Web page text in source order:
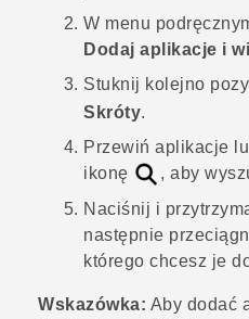
W menu
Dodaj aplikacje i
Stuknij kolejno
Skróty.
Przewiń aplikacje
ikonę
, aby
Naciśnij i
następnie
którego chcesz je
Wskazówka: Aby dodać